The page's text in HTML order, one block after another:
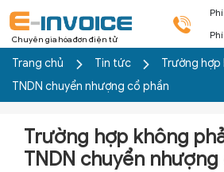
Chuyên gia hóa đơn điện tử
Trang chủ Tin tức
Trường
TNDN chuyển nhượng cổ phần
Trường hợp không
TNDN chuyển